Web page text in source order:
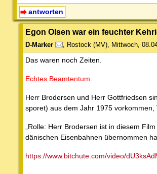
antworten
Egon Olsen war ein feuchter
D-Marker , Rostock (MV), Mittwoch,
Das waren noch Zeiten.
Echtes Beamtentum
Herr Brodersen und Herr Gottfriedsen
sporet) aus dem Jahr 1975 vorkommen,
„Rolle: Herr Brodersen ist in diesem
dänischen Eisenbahnen übernommen
https://www.bitchute.com/video/